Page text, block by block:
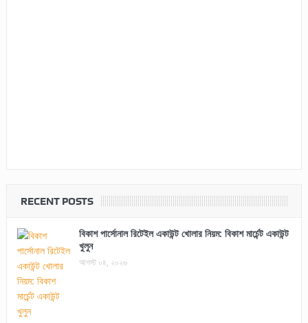
RECENT POSTS
বিকাশ পার্সোনাল রিটেইল একাউন্ট খোলার নিয়ম: বিকাশ মার্চেন্ট একাউন্ট
খুলুন
আগস্ট ০৪, ২০২৬